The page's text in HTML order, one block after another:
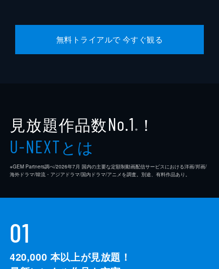
無料トライアルで 今すぐ観る
見放題作品数No.1 ※ ！
U-NEXTとは
※GEM Partners調べ/2026年7⽉ 国内の主要な定額制動画配信サービスにおける洋画/邦画/
海外ドラマ/韓流・アジアドラマ/国内ドラマ/アニメを調査。別途、有料作品あり。
01
420,000 本以上が見放題！